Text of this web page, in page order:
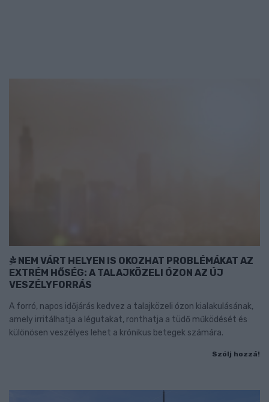
NEM VÁRT HELYEN IS OKOZHAT PROBLÉMÁKAT AZ
EXTRÉM HŐSÉG: A TALAJKÖZELI ÓZON AZ ÚJ
VESZÉLYFORRÁS
A forró, napos időjárás kedvez a talajközeli ózon kialakulásának,
amely irritálhatja a légutakat, ronthatja a tüdő működését és
különösen veszélyes lehet a krónikus betegek számára.
Szólj hozzá!